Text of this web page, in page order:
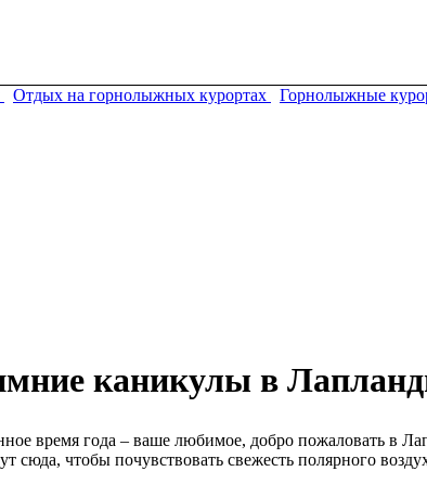
Отдых на горнолыжных курортах Горнолыжные
каникулы в
время года – ваше любимое, добро пожаловать в
сюда, чтобы почувствовать свежесть полярного